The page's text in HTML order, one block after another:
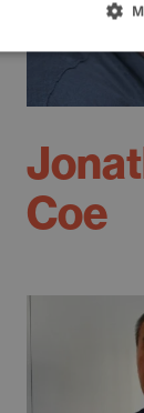
Coe